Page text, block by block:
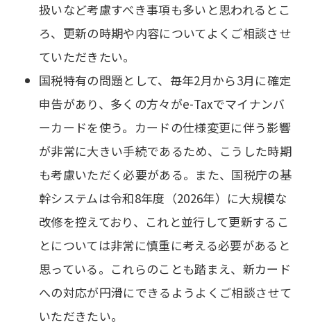
扱いなど考慮すべき事項も多いと思われるとこ
ろ、更新の時期や内容についてよくご相談させ
ていただきたい。
国税特有の問題として、毎年2月から3月に確定
申告があり、多くの方々がe-Taxでマイナンバ
ーカードを使う。カードの仕様変更に伴う影響
が非常に大きい手続であるため、こうした時期
も考慮いただく必要がある。また、国税庁の基
幹システムは令和8年度（2026年）に大規模な
改修を控えており、これと並行して更新するこ
とについては非常に慎重に考える必要があると
思っている。これらのことも踏まえ、新カード
への対応が円滑にできるようよくご相談させて
いただきたい。